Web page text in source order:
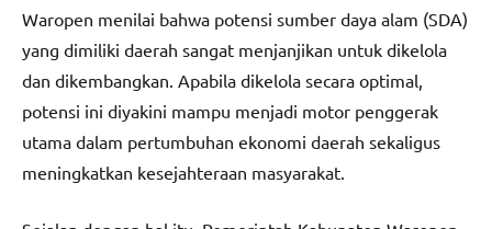
Waropen menilai bahwa potensi sumber daya alam (SDA)
yang dimiliki daerah sangat menjanjikan untuk dikelola
dan dikembangkan. Apabila dikelola secara optimal,
potensi ini diyakini mampu menjadi motor penggerak
utama dalam pertumbuhan ekonomi daerah sekaligus
meningkatkan kesejahteraan masyarakat.